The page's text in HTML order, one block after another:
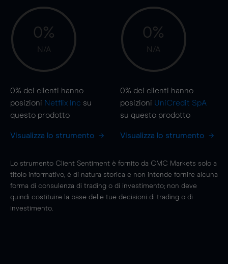
0%
N/A
0% dei clienti hanno
posizioni Netflix Inc su
questo prodotto
Visualizza lo strumento
0%
N/A
0% dei clienti hanno
posizioni UniCredit SpA
su questo prodotto
Visualizza lo strumento
Lo strumento Client Sentiment è fornito da CMC Markets solo a
titolo informativo, è di natura storica e non intende fornire alcuna
forma di consulenza di trading o di investimento; non deve
quindi costituire la base delle tue decisioni di trading o di
investimento.